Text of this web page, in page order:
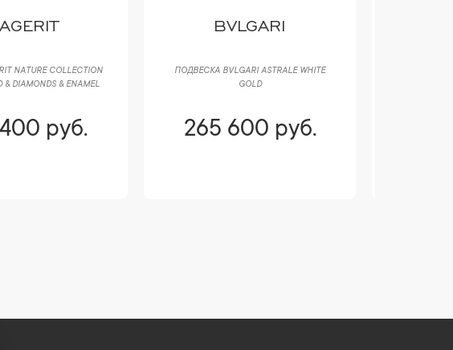
NATURE COLLECTION
& DIAMONDS & ENAMEL
руб.
BVLGARI
ПОДВЕСКА BVLGARI ASTRALE WHITE
GOLD
265 600 руб.